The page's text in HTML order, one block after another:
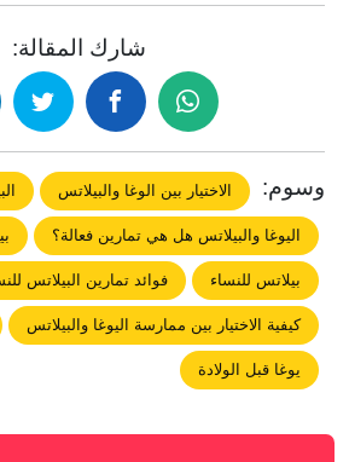
شارك المقالة:
وسوم: الاختيار بين الوغا والبيلاتس
اليوغا والبيلاتس هل هي تمارين فعالة؟
بيلاتس للنساء فوائد تمارين البيلاتس
كيفية الاختيار بين ممارسة اليوغا والبيلاتس
يوغا قبل الولادة